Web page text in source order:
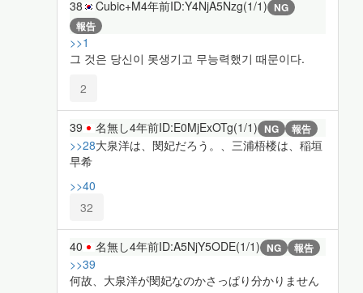
38 Cubic+M4年前ID:Y4NjA5Nzg(1/1) NG
報告
>>1
그 것은 당신이 못생기고 무능력했기 때문이다.
2
39 名無し4年前ID:E0MjExOTg(1/1) NG 報告
>>28大泉洋は、閔妃だろう。、三浦梧楼は、稲垣
早希
>>40
32
40 名無し4年前ID:A5NjY5ODE(1/1) NG 報告
>>39
何故、大泉洋が閔妃なのかさっぱり分かりません